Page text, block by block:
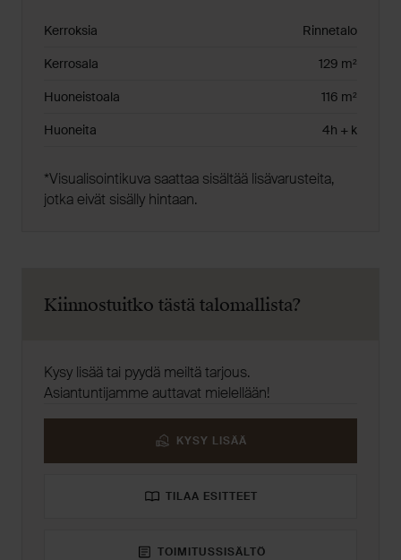
Kerroksia Rinnetalo
Kerrosala 129 m²
Huoneistoala 116 m²
Huoneita 4h + k
*Visualisointikuva saattaa sisältää lisävarusteita,
jotka eivät sisälly hintaan.
Kiinnostuitko tästä talomallista?
Kysy lisää tai pyydä meiltä tarjous.
Asiantuntijamme auttavat mielellään!
KYSY LISÄÄ
TILAA ESITTEET
TOIMITUSSISÄLTÖ